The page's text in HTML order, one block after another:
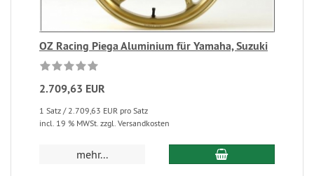
OZ Racing Piega Aluminium für Yamaha, Suzuki
2.709,63 EUR
1 Satz / 2.709,63 EUR pro Satz
incl. 19 % MWSt. zzgl. Versandkosten
mehr...